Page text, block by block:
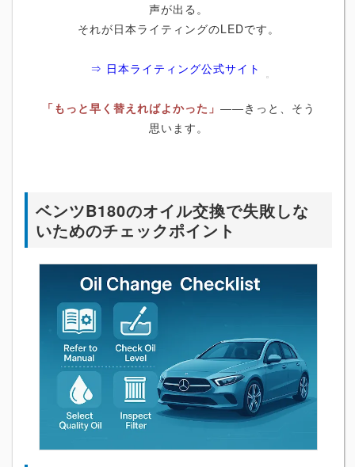
声が出る。
それが日本ライティングのLEDです。
⇒ 日本ライティング公式サイト
「もっと早く替えればよかった」 ――きっと、そう
思います。
ベンツB180のオイル交換で失敗しな
いためのチェックポイント